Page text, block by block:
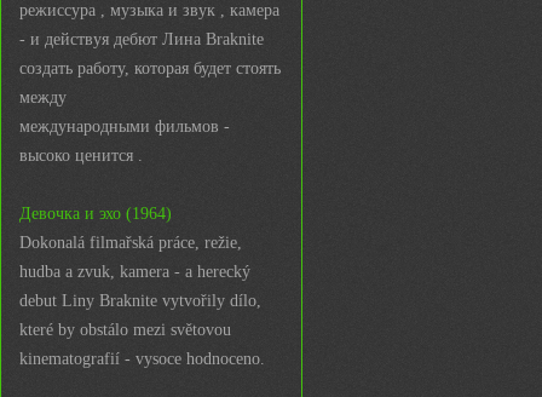
режиссура , музыка и звук , камера
- и действуя дебют Лина Braknite
создать работу, которая будет стоять
между
международными фильмов -
высоко ценится .
Девочка и эхо (1964)
Dokonalá filmařská práce, režie,
hudba a zvuk, kamera - a herecký
debut Liny Braknite vytvořily dílo,
které by obstálo mezi světovou
kinematografií - vysoce hodnoceno.